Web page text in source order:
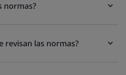
normas?
revisan las normas?